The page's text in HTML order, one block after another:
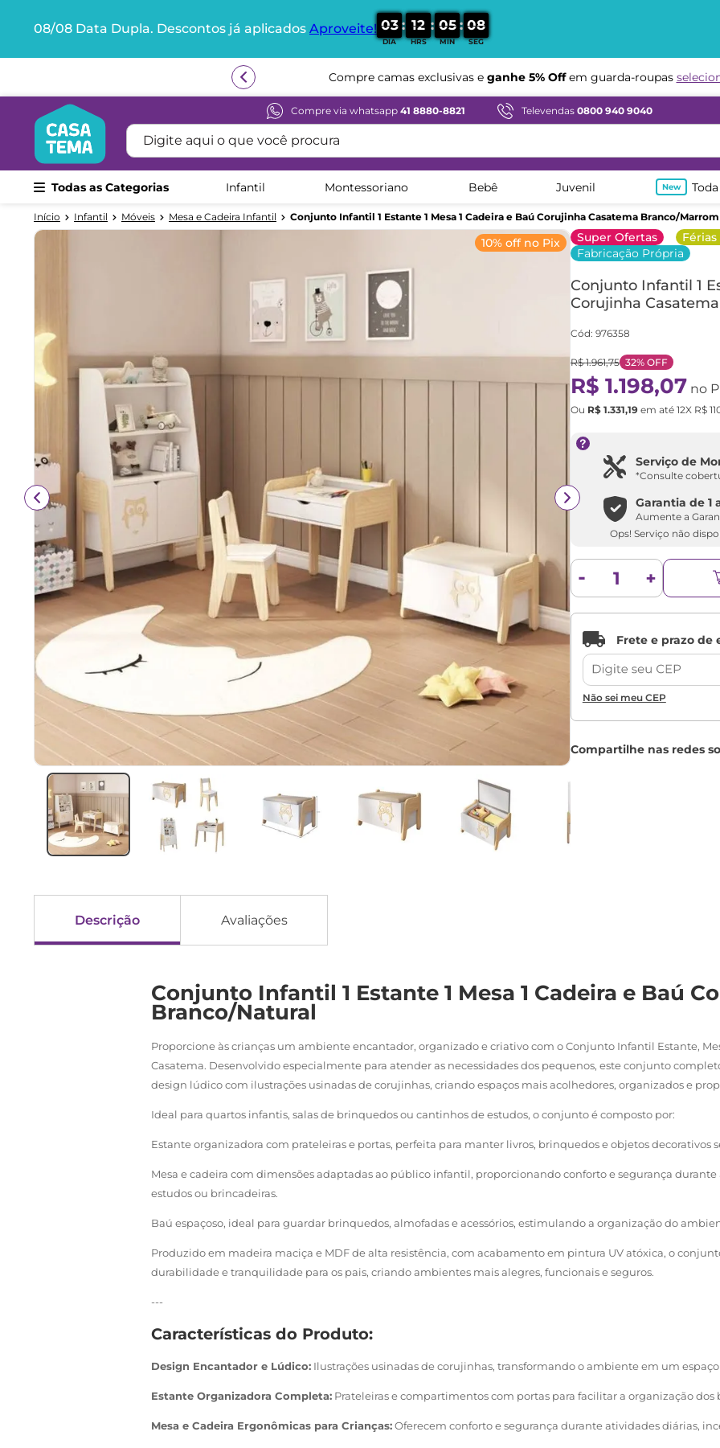
08/08 Data Dupla. Descontos já aplicados Aproveite! 03
DIA
: 12
HRS
: 05
MIN
: 06
SEG
Compre em ate 12x sem juros
Compre via whatsapp 41 8880-8821 Televendas 0800 940 9040
Digite aqui o que você procura
Todas as Categorias Infantil Montessoriano Bebê Juvenil
Infantil Móveis Mesa e Cadeira Infantil Conjunto Infantil 1 Estante 1 Mesa 1 Cadeira e Baú Corujinha Casatema Branco/
10% off no Pix Super Ofertas
Fabricação Própria
Conjunto Infantil 1
Corujinha
Cód: 976358
R$ 1.961,75 32%OFF
R$ 1.198,07 no
Ou R$ 1.331,19em até 12X R$
Serviço de
*Consulte
Garantia de1
Aumente a
Ops! Serviço não
Não sei meu CEP
Descrição Avaliações
Conjunto Infantil 1 Estante 1 Mesa 1 Cadeira e Baú
Branco/Natural
Proporcione às crianças um ambiente encantador, organizado e criativo com o Conjunto Infantil Estante,
Casatema. Desenvolvido especialmente para atender as necessidades dos pequenos, este conjunto
design lúdico com ilustrações usinadas de corujinhas, criando espaços mais acolhedores, organizados e
Ideal para quartos infantis, salas de brinquedos ou cantinhos de estudos, o conjunto é composto por:
Estante organizadora com prateleiras e portas, perfeita para manter livros, brinquedos e objetos decorativos
Mesa e cadeira com dimensões adaptadas ao público infantil, proporcionando conforto e segurança
estudos ou brincadeiras.
Baú espaçoso, ideal para guardar brinquedos, almofadas e acessórios, estimulando a organização do
Produzido em madeira maciça e MDF de alta resistência, com acabamento em pintura UV atóxica, o
durabilidade e tranquilidade para os pais, criando ambientes mais alegres, funcionais e seguros.
---
Características do Produto:
Design Encantador e Lúdico: Ilustrações usinadas de corujinhas, transformando o ambiente em um
Estante Organizadora Completa: Prateleiras e compartimentos com portas para facilitar a organização
Mesa e Cadeira Ergonômicas para Crianças:Oferecem conforto e segurança durante atividades diárias,
Termos mais buscados
guarda roupa
aria
bicama
escrivaninha
treliche